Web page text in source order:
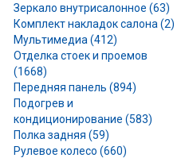
Зеркало внутрисалонное (63)
Комплект накладок салона (2)
Мультимедиа (412)
Отделка стоек и проемов
(1668)
Передняя панель (894)
Подогрев и
кондиционирование (583)
Полка задняя (59)
Рулевое колесо (660)